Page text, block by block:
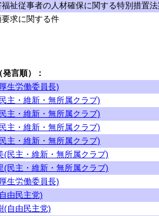
祉従事者の人材確保に関する特別措置
求に関する件
言順）：
生労働委員長)
主・維新・無所属クラブ)
主・維新・無所属クラブ)
主・維新・無所属クラブ)
主・維新・無所属クラブ)
(民主・維新・無所属クラブ)
(民主・維新・無所属クラブ)
生労働委員長)
由民主党)
(自由民主党)